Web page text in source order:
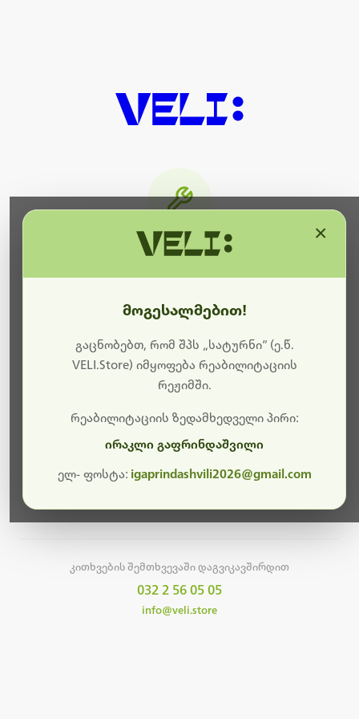
ბოდიშს გიხდით შეფერხებისთვის. ამჟამად
მიმდინარეობს საიტის განახლება და ტექნიკური
სამუშაოები.
მალე ისევ ხელმისაწვდომი იქნება. გმადლობთ
კითხვების შემთხვევაში დაგვიკავშირდით
032 2 56 05 05
info@veli.store
მოგესალმებით!
გაცნობებთ, რომ შპს „სატურნი“ (ე.წ.
VELI.Store) იმყოფება რეაბილიტაციის
რეჟიმში.
რეაბილიტაციის ზედამხედველი პირი:
ირაკლი გაფრინდაშვილი
ელ- ფოსტა: igaprindashvili2026@gmail.com
×